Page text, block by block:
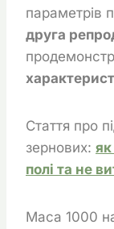
параметрів
друга
Стаття про
зернових:
полі та не
Маса 1000